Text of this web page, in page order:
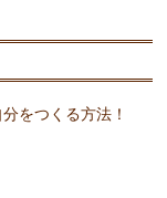
をつくる方法！